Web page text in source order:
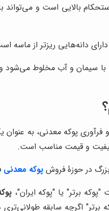
استحکام بالایی است و
دارای دانه‌هایی ریزتر از
با سیمان و آب مخلوط
فرآوری پوکه معدنی، به
کیفیت و قیمت مناسب است.
در حوزۀ فروش پوکه معدنی
برتر" یا "پوکه ایران"،
اگرچه سابقه طولانی‌تری